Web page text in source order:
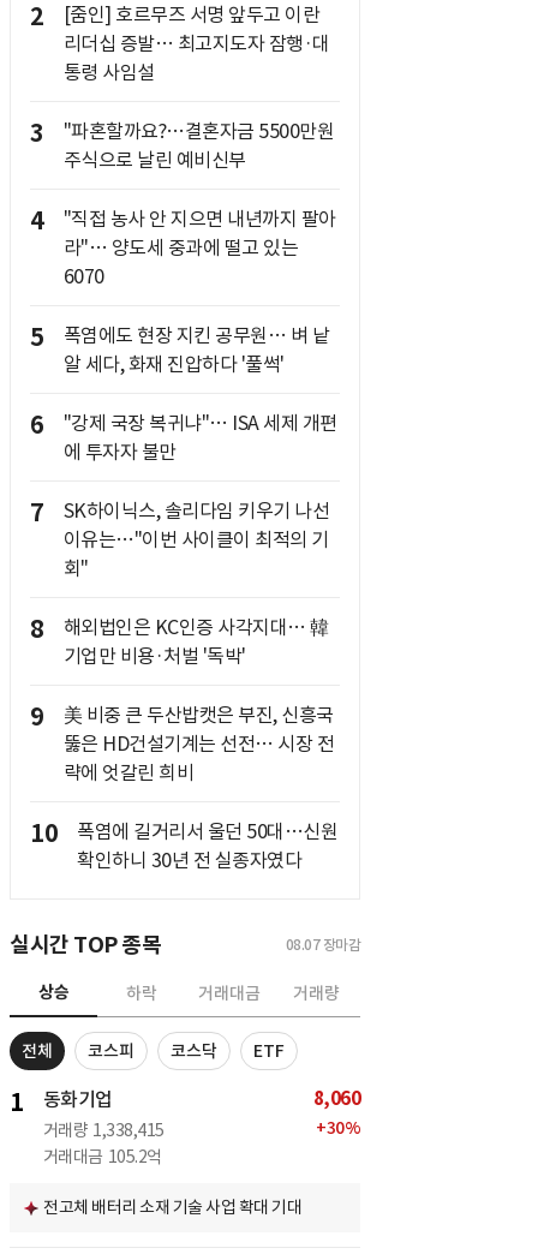
2
[줌인] 호르무즈 서명 앞두고 이란
리더십 증발… 최고지도자 잠행·대
통령 사임설
3
"파혼할까요?…결혼자금 5500만원
주식으로 날린 예비신부
4
"직접 농사 안 지으면 내년까지 팔아
라"… 양도세 중과에 떨고 있는
6070
5
폭염에도 현장 지킨 공무원… 벼 낱
알 세다, 화재 진압하다 '풀썩'
6
"강제 국장 복귀냐"… ISA 세제 개편
에 투자자 불만
7
SK하이닉스, 솔리다임 키우기 나선
이유는…"이번 사이클이 최적의 기
회"
8
해외법인은 KC인증 사각지대… 韓
기업만 비용·처벌 '독박'
9
美 비중 큰 두산밥캣은 부진, 신흥국
뚫은 HD건설기계는 선전… 시장 전
략에 엇갈린 희비
10
폭염에 길거리서 울던 50대…신원
확인하니 30년 전 실종자였다
실시간 TOP 종목 08.07 장마감
상승 하락 거래대금 거래량
전체 코스피 코스닥 ETF
1 동화기업
거래량 1,338,415
거래대금 105.2억
8,060
+30%
전고체 배터리 소재 기술 사업 확대 기대